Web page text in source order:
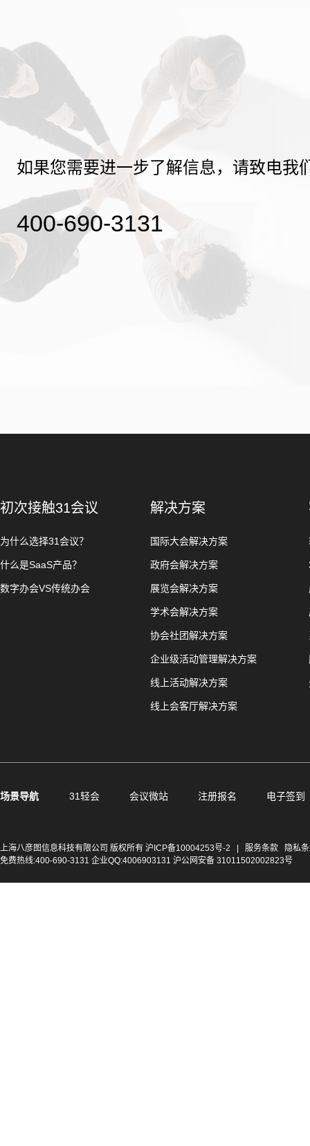
如果您需要进一步了解信息，请致电我
400-690-3131
初次接触31会议
为什么选择31会议？
什么是SaaS产品？
数字办会VS传统办会
解决方案
国际大会解决方案
政府会解决方案
展览会解决方案
学术会解决方案
协会社团解决方案
企业级活动管理解决方案
线上活动解决方案
线上会客厅解决方案
场景导航 31轻会 会议微站 注册报名 电子签到
上海八彦图信息科技有限公司 版权所有 沪ICP备10004253号-2 服务条款
隐私
免费热线:400-690-3131 企业QQ:4006903131 沪公网安备 31011502002823号